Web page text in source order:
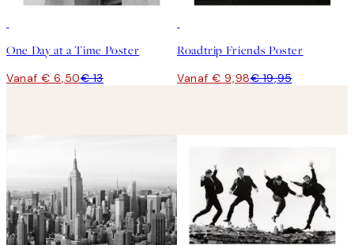
One Day at a Time Poster
Vanaf € 6,50€ 13
Roadtrip Friends Poster
Vanaf € 9,98€ 19,95